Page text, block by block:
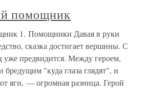
помощник
1. Помощники Давая в руки
сказка достигает вершины. С
уже предвидится. Между героем,
"куда глаза глядят", и
яги, — огромная разница. Герой